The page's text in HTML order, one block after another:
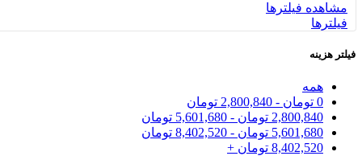
مشاهده فیلترها
فیلترها
فیلتر هزینه
همه
0 تومان -
2,800,840 تومان
2,800,840 تومان -
5,601,680 تومان
5,601,680 تومان -
8,402,520 تومان
8,402,520 تومان +